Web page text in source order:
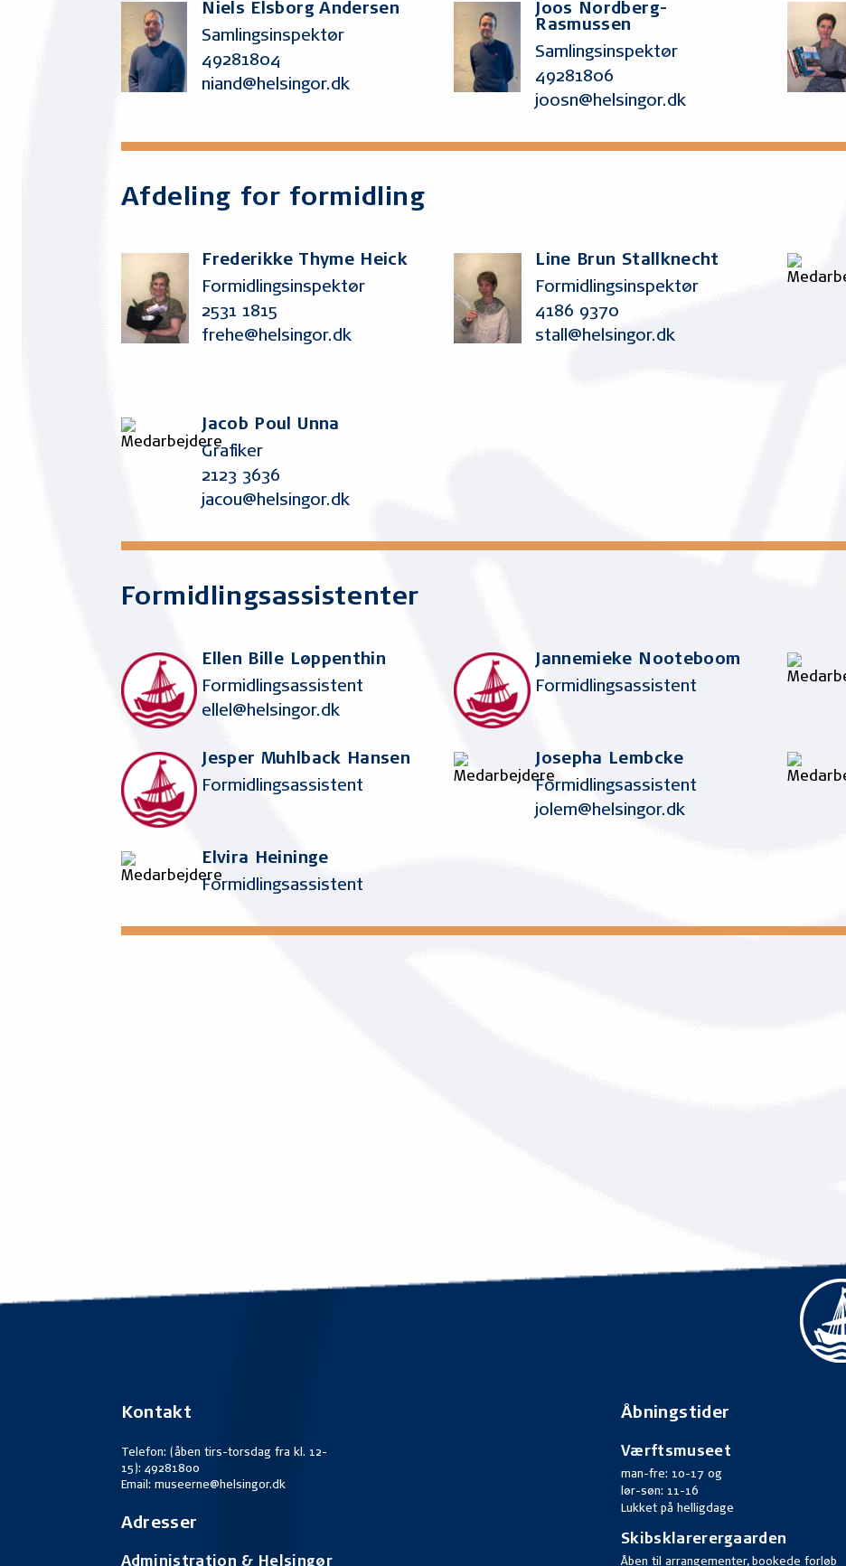
Niels Elsborg Andersen
Samlingsinspektør
49281804
niand@helsingor.dk
Joos Nordberg-
Rasmussen
Samlingsinspektør
49281806
joosn@helsingor.dk
Afdeling for formidling
Frederikke Thyme Heick
Formidlingsinspektør
2531 1815
frehe@helsingor.dk
Line Brun Stallknecht
Formidlingsinspektør
4186 9370
stall@helsingor.dk
Jacob Poul Unna
Grafiker
2123 3636
jacou@helsingor.dk
Formidlingsassistenter
Ellen Bille Løppenthin
Formidlingsassistent
ellel@helsingor.dk
Jannemieke Nooteboom
Formidlingsassistent
Jesper Muhlback Hansen
Formidlingsassistent
Josepha Lembcke
Formidlingsassistent
jolem@helsingor.dk
Elvira Heininge
Formidlingsassistent
Kontakt
Telefon: (åben tirs-torsdag fra kl. 12-
15): 49281800
Email: museerne@helsingor.dk
Adresser
Administration & Helsingør
Åbningstider
Værftsmuseet
man-fre: 10-17 og
lør-søn: 11-16
Lukket på helligdage
Skibsklarerergaarden
Åben til arrangementer, bookede forløb